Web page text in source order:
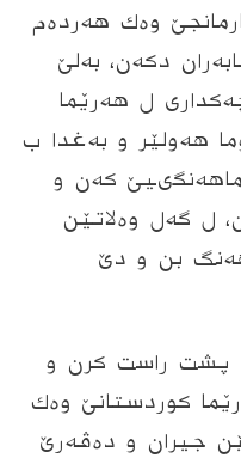
وه‌ك هه‌رده‌م
دكه‌ن، به‌لێ
ل هه‌رێما
هه‌ولێر و به‌غدا ب
كه‌ن و
ل ‌گه‌ل وه‌لاتێن
بن و دێ
پشت راست كرن و
كوردستانێ وه‌ك
جیران و ده‌ڤه‌رێ